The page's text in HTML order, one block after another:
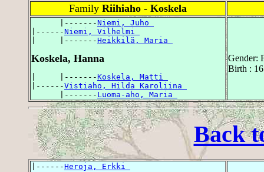
Family Riihiaho - Koskela
      |-------
Niemi, Juho
|------Niemi, Vilhelmi
|     |-------Heikkilä, Maria
Koskela, Hanna
|     |-------Koskela, Matti
|------Vistiaho, Hilda Karoliina
      |-------
Luoma-aho, Maria
Gender:
Birth :
Back
|------Heroja, Erkki